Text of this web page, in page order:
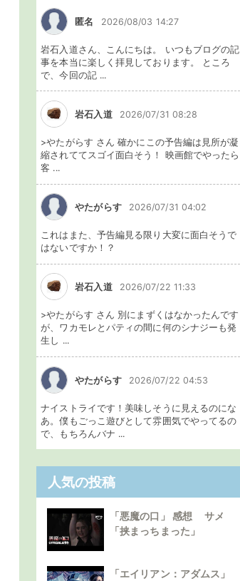
匿名 2026/08/03 14:27
岩石入道さん、こんにちは。 いつもブログの記
事を本当に楽しく拝見しております。 ところ
で、今回の記 ...
岩石入道 2026/07/31 08:28
>やたがらす さん 確かにこの予告編は見所が凝
縮されててスゴイ面白そう！ 映画館でやったら
客 ...
やたがらす 2026/07/31 04:02
これはまた、予告編見る限り大変に面白そうで
はないですか！？
岩石入道 2026/07/22 11:33
>やたがらす さん 別にまずくはなかったんです
が、ワカモレとパティの間に何のシナジーも発
生し ...
やたがらす 2026/07/22 04:53
ナイストライです！美味しそうに見えるのにな
あ。僕もごっこ遊びとして雰囲気でやってるの
で、もちろんバナ ...
人気の投稿
「悪魔の口」 感想 サメ
「挟まっちまった」
「エイリアン：アダムス」